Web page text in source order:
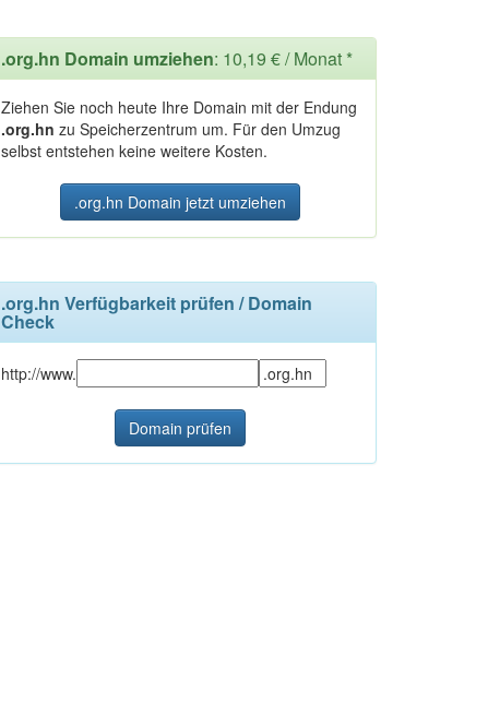
.org.hn Domain umziehen: 10,19 € / Monat *
Ziehen Sie noch heute Ihre Domain mit der Endung
.org.hn zu Speicherzentrum um. Für den Umzug
selbst entstehen keine weitere Kosten.
.org.hn Domain jetzt umziehen
.org.hn Verfügbarkeit prüfen / Domain
Check
http://www.